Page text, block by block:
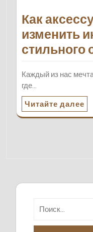
Как
изменить
Каждый из нас
где…
Читайте далее